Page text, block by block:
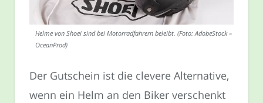
Helme von Shoei sind bei Motorradfahrern beleibt. (Foto: AdobeStock –
OceanProd)
Der Gutschein ist die clevere Alternative,
wenn ein Helm an den Biker verschenkt